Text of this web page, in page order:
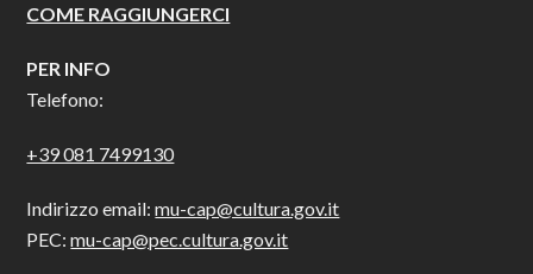
COME RAGGIUNGERCI
PER INFO
Telefono:
+39 081 7499130
Indirizzo email:mu-cap@cultura.gov.it
PEC:mu-cap@pec.cultura.gov.it